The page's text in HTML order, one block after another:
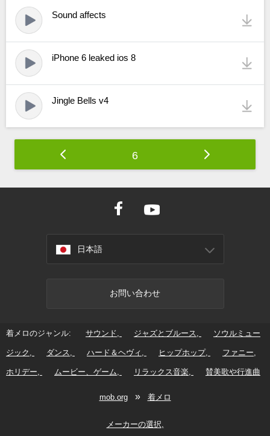
Sound affects
iPhone 6 leaked ios 8
Jingle Bells v4
6
日本語
お問い合わせ
着メロのジャンル: サウンド ジャズとブルース ソウルミュー
ジック ダンス ハード＆ヘヴィ ヒップホップ ファニー
ホリデー ムービー、ゲーム リラックス音楽 賛美歌や行進曲
mob.org» 着メロ
メーカーの選択